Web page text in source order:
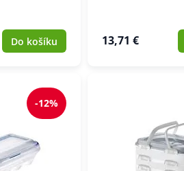
Do košíku 13,71 €
-12%